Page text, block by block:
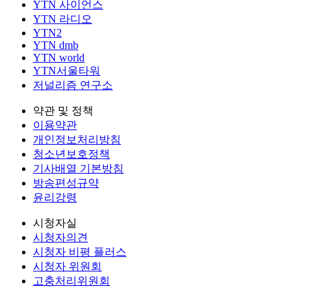
YTN 사이언스
YTN 라디오
YTN2
YTN dmb
YTN world
YTN서울타워
저널리즘 연구소
약관 및 정책
이용약관
개인정보처리방침
청소년보호정책
기사배열 기본방침
방송편성규약
윤리강령
시청자실
시청자의견
시청자 비평 플러스
시청자 위원회
고충처리위원회